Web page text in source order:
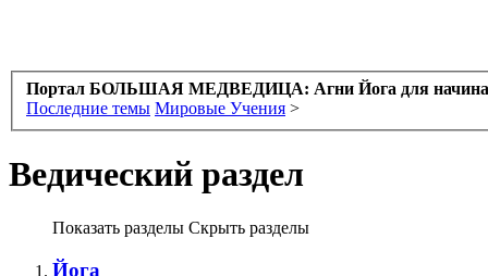
Портал БОЛЬШАЯ МЕДВЕДИЦА: Агни Йога для
Последние темы Мировые Учения >
Ведический раздел
Показать разделы Скрыть разделы
Йога